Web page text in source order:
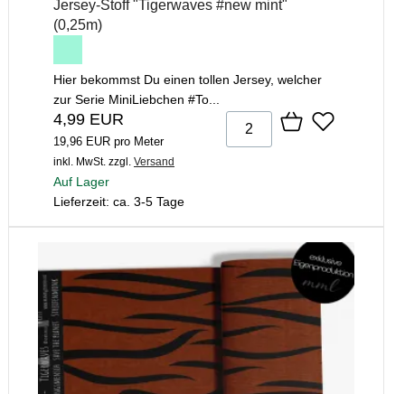
Jersey-Stoff "Tigerwaves #new mint"
(0,25m)
Hier bekommst Du einen tollen Jersey, welcher
zur Serie MiniLiebchen #To...
4,99 EUR
19,96 EUR pro Meter
inkl. MwSt. zzgl. Versand
Auf Lager
Lieferzeit: ca. 3-5 Tage